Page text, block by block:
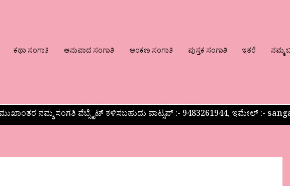
ಕಥಾ ಸಂಗಾತಿ ಅನುವಾದ ಸಂಗಾತಿ ಅಂಕಣ ಸಂಗಾತಿ ಪುಸ್ತಕ ಸಂಗಾತಿ ಇತರೆ ನಮ್ಮ
ನಮ್ಮ ಸಂಗತಿ ವೆಬ್ಸೈಟ್ ಕಳಿಸಬಹುದು ವಾಟ್ಸಪ್‌ :- 9483261944, ಇಮೇಲ್ :-